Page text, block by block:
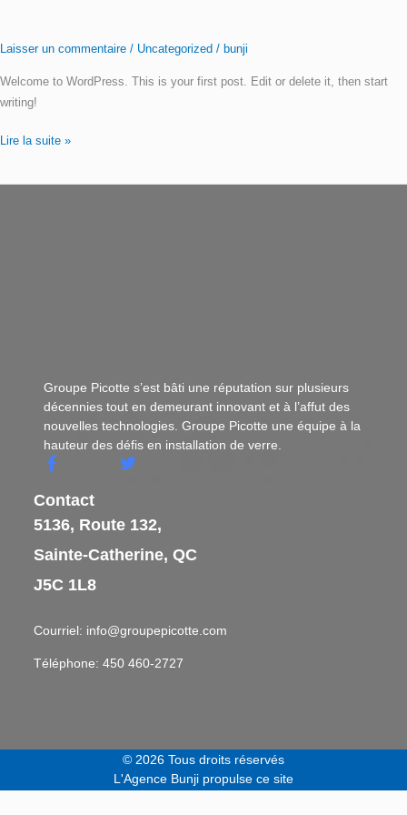
Laisser un commentaire / Uncategorized / bunji
Welcome to WordPress. This is your first post. Edit or delete it, then start
writing!
Lire la suite »
Groupe Picotte s’est bâti une réputation sur plusieurs
décennies tout en demeurant innovant et à l’affut des
nouvelles technologies. Groupe Picotte une équipe à la
hauteur des défis en installation de verre.
F
c
e
b
o
o
k
-
T
t
r
Contact
5136, Route 132,
Sainte-Catherine, QC
J5C 1L8
Courriel: info@groupepicotte.com
Téléphone: 450 460-2727​
© 2026 Tous droits réservés
L'Agence Bunji propulse ce site